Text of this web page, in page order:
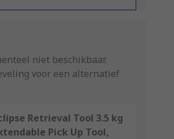
niet beschikbaar.
voor een alternatief
Retrieval Tool 3.5 kg
Pick Up Tool,